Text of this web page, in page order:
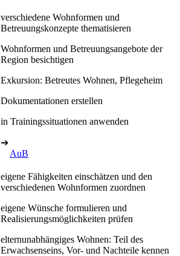
verschiedene Wohnformen und
Betreuungskonzepte thematisieren
Wohnformen und Betreuungsangebote der
Region besichtigen
Exkursion: Betreutes Wohnen, Pflegeheim
Dokumentationen erstellen
in Trainingssituationen anwenden
➔
AuB
eigene Fähigkeiten einschätzen und den
verschiedenen Wohnformen zuordnen
eigene Wünsche formulieren und
Realisierungsmöglichkeiten prüfen
elternunabhängiges Wohnen: Teil des
Erwachsenseins, Vor- und Nachteile kennen